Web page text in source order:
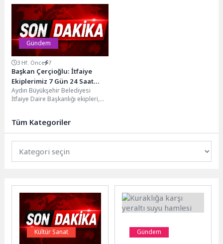
gerçekleştirdiği klima
denetimlerinde 186 aracı kontrol
ederek, yönetmeliğe aykırı...
Gündem
3 Hf. Önce 7
Başkan Çerçioğlu: İtfaiye
Ekiplerimiz 7 Gün 24 Saat
Vatandaşlarımızın Yanında
Aydın Büyükşehir Belediyesi
İtfaiye Daire Başkanlığı ekipleri,
Tüm Kategoriler
Kültür Sanat Gündem